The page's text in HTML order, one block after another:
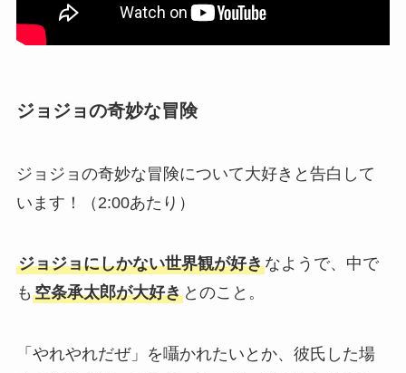
ジョジョの奇妙な冒険
ジョジョの奇妙な冒険について大好きと告白して
います！（2:00あたり）
ジョジョにしかない世界観が好きなようで、中で
も 空条承太郎が大好きとのこと。
「やれやれだぜ」を囁かれたいとか、彼氏した場